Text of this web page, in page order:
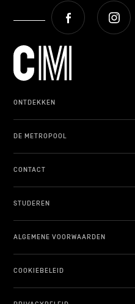
Facebook
ONTDEKKEN
DE METROPOOL
CONTACT
STUDEREN
ALGEMENE VOORWAARDEN
COOKIEBELEID